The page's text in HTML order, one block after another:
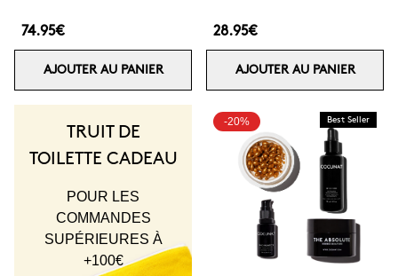
74.95€
AJOUTER AU PANIER
28.95€
AJOUTER AU PANIER
TRUIT DE
TOILETTE CADEAU
POUR LES
COMMANDES
SUPÉRIEURES À
+100€
-20% Best Seller